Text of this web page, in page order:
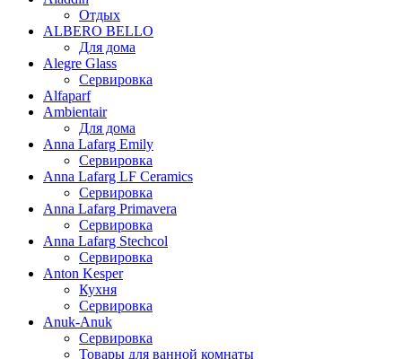
Отдых
ALBERO BELLO
Для дома
Alegre Glass
Сервировка
Alfaparf
Ambientair
Для дома
Anna Lafarg Emily
Сервировка
Anna Lafarg LF Ceramics
Сервировка
Anna Lafarg Primavera
Сервировка
Anna Lafarg Stechcol
Сервировка
Anton Kesper
Кухня
Сервировка
Anuk-Anuk
Сервировка
Товары для ванной комнаты